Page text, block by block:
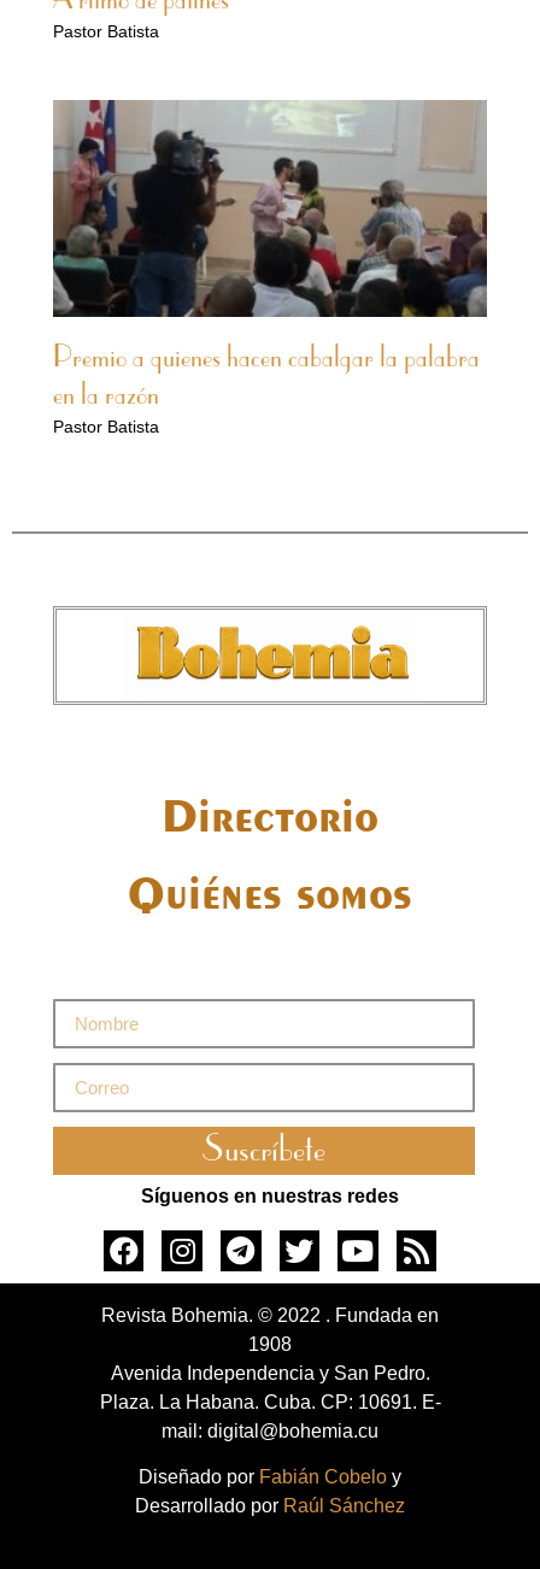
Pastor Batista
Premio a quienes hacen cabalgar la palabra
en la razón
Pastor Batista
Directorio
Quiénes somos
Suscríbete
Síguenos en nuestras redes
Revista Bohemia. © 2022 . Fundada en
1908
Avenida Independencia y San Pedro.
Plaza. La Habana. Cuba. CP: 10691. E-
mail: digital@bohemia.cu
Diseñado por Fabián Cobelo y
Desarrollado por Raúl Sánchez